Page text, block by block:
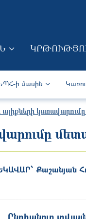
(ARM)
ի մասին
ալիքների
Քաշանյան
Ընդհանուր